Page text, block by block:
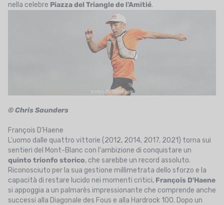
nella celebre Piazza del Triangle de l'Amitié.
© Chris Saunders
François D’Haene
L'uomo dalle quattro vittorie (2012, 2014, 2017, 2021) torna sui
sentieri del Mont-Blanc con l'ambizione di conquistare un
quinto trionfo storico, che sarebbe un record assoluto.
Riconosciuto per la sua gestione millimetrata dello sforzo e la
capacità di restare lucido nei momenti critici, François D'Haene
si appoggia a un palmarès impressionante che comprende anche
successi alla Diagonale des Fous e alla Hardrock 100. Dopo un